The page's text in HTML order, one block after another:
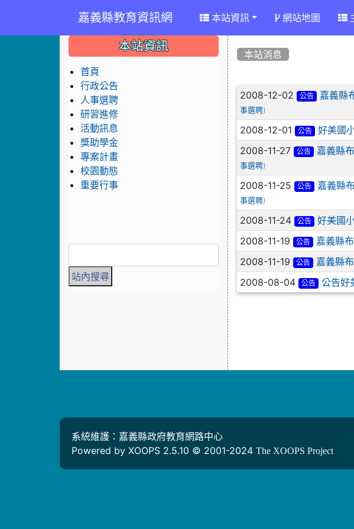
嘉義縣教育資訊網 本站資訊 網站地圖
本站消息
文章列表
2008-12-02 公告 嘉義縣
事選聘)
2008-12-01 公告 好美國
2008-11-27 公告 嘉義縣
事選聘)
2008-11-25 公告 嘉義縣
事選聘)
2008-11-24 公告 好美國
2008-11-19 公告 嘉義縣
2008-11-19 公告 嘉義縣
2008-08-04 公告 公告好
::: 本站資訊
首頁
行政公告
人事選聘
研習進修
活動訊息
獎助學金
專案計畫
校園動態
重要行事
系統維護：嘉義縣政府教育網路中心
Powered by XOOPS 2.5.10 © 2001-2024 The XOOPS Project